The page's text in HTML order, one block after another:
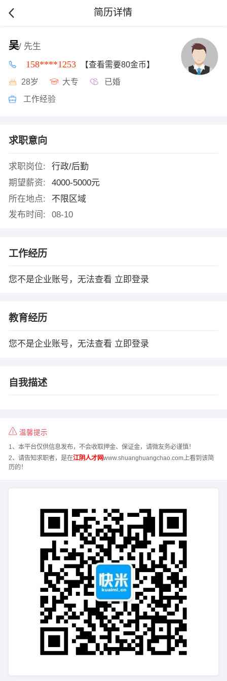
简历详情
吴/ 先生
158****1253 【查看需要80金币】
28岁 大专 已婚
工作经验
求职意向
求职岗位:
行政/后勤
期望薪资:
4000-5000元
所在地点:
不限区域
发布时间:
08-10
工作经历
您不是企业账号，无法查看 立即登录
教育经历
您不是企业账号，无法查看 立即登录
自我描述
温馨提示
1、本平台仅供信息发布，不会收取押金、保证金，请微友务必谨慎！
2、请告知求职者，是在江阴人才网www.shuanghuangchao.com上看到该简
历的！